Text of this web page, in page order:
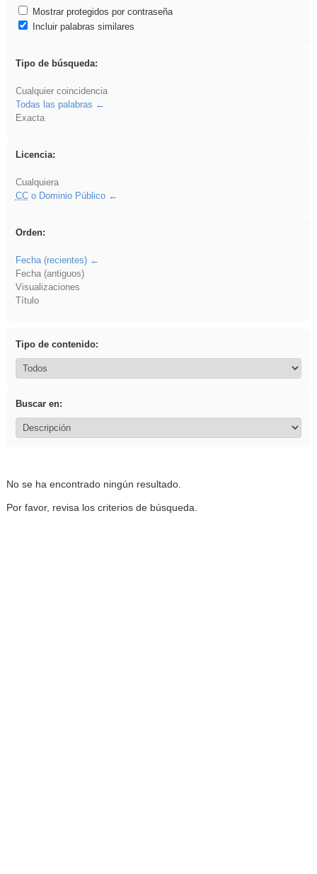
Mostrar protegidos por contraseña
Incluir palabras similares
Tipo de búsqueda:
Cualquier coincidencia
Todas las palabras
Exacta
Licencia:
Cualquiera
CCo Dominio Público
Orden:
Fecha (recientes)
Fecha (antiguos)
Visualizaciones
Título
Tipo de contenido:
Buscar en:
No se ha encontrado ningún resultado.
Por favor, revisa los criterios de búsqueda.